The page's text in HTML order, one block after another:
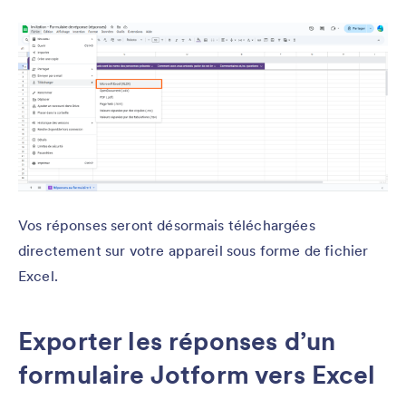
Vos réponses seront désormais téléchargées
directement sur votre appareil sous forme de fichier
Excel.
Exporter les réponses d’un
formulaire Jotform vers Excel